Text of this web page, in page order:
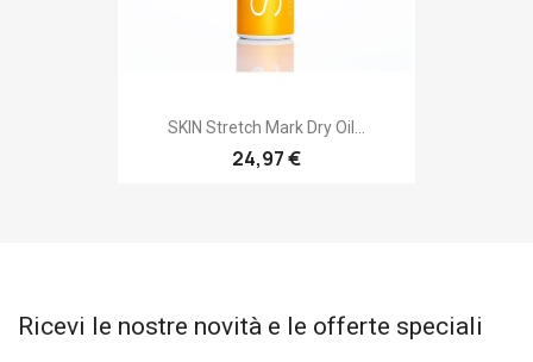
SKIN Stretch Mark Dry Oil...
24,97 €
Ricevi le nostre novità e le offerte speciali